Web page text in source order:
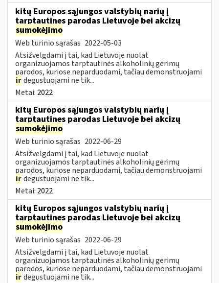
kitų Europos sąjungos valstybių narių į
tarptautines parodas Lietuvoje bei akcizų
sumokėjimo
Web turinio sąrašas 2022-05-03
Atsižvelgdami į tai, kad Lietuvoje nuolat
organizuojamos tarptautinės alkoholinių gėrimų
parodos, kuriose neparduodami, tačiau demonstruojami
irdegustuojami ne tik...
Metai: 2022
kitų Europos sąjungos valstybių narių į
tarptautines parodas Lietuvoje bei akcizų
sumokėjimo
Web turinio sąrašas 2022-06-29
Atsižvelgdami į tai, kad Lietuvoje nuolat
organizuojamos tarptautinės alkoholinių gėrimų
parodos, kuriose neparduodami, tačiau demonstruojami
irdegustuojami ne tik...
Metai: 2022
kitų Europos sąjungos valstybių narių į
tarptautines parodas Lietuvoje bei akcizų
sumokėjimo
Web turinio sąrašas 2022-06-29
Atsižvelgdami į tai, kad Lietuvoje nuolat
organizuojamos tarptautinės alkoholinių gėrimų
parodos, kuriose neparduodami, tačiau demonstruojami
irdegustuojami ne tik...